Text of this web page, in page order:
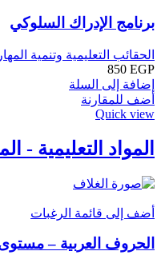
برنامج الإدراك السلوكي
الحقائب التعليمية وتنمية
850 EGP
إضافة إلى السلة
أضف للمقارنة
Quick view
المواد التعليمية -
أضف إلى قائمة الرغبات
الحروف العربية –